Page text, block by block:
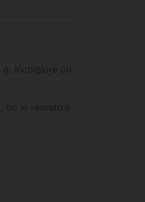
Incorpore un
, on le remettra